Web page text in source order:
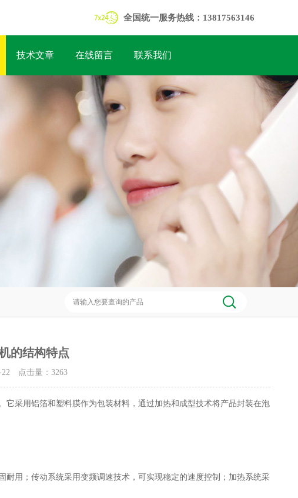
全国统一服务热线：13817563146
技术文章 在线留言 联系我们
的结构特点
22 点击量： 3263
采用铝箔和塑料膜作为包装材料，通过加热和成型技术将产品封装在泡
用；传动系统采用变频调速技术，可实现稳定的速度控制；加热系统采